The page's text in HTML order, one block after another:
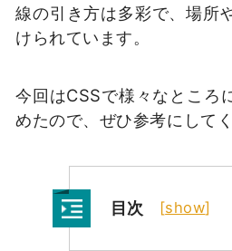
線の引き方は多彩で、場所
けられています。
今回はCSSで様々なところ
めたので、ぜひ参考にしてく
目次 [show]